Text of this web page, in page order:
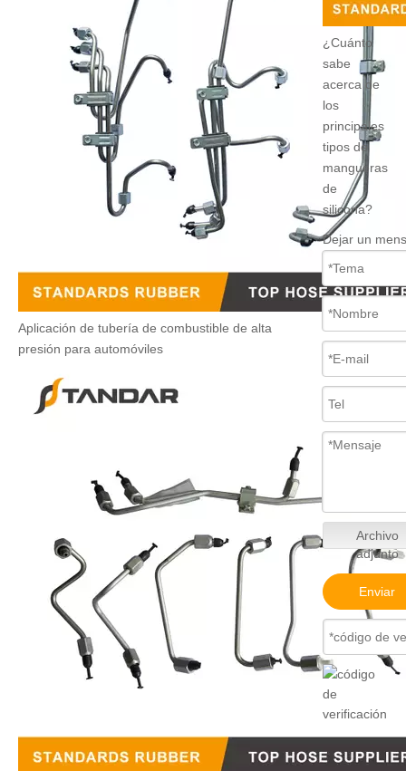
Aplicación de tubería de combustible de alta
presión para automóviles
¿Cuánto
sabe
acerca de
los
principales
tipos de
mangueras
de
silicona?
Dejar un
Archivo
adjunto
Enviar